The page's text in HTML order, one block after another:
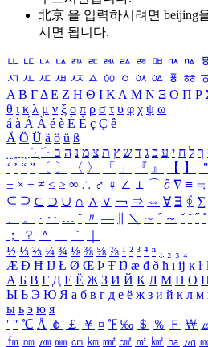
北京 을 입력하시려면 beijing
시면 됩니다.
ㅥ ㅦ ㅧ ㅨ ㅩ ㅪ ㅫ ㅬ ㅭ ㅮ ㅯ ㅰ ㅱ
ㅺ ㅻ ㅼ ㅽ ㅾ ㅿ ㆀ ㆁ ㆂ ㆃ ㆄ ㆅ
Α Β ΓΔ Ε Ζ Η Θ Ι ΚΛ Μ Ν Ξ Ο Π Ρ
θ ι κ λ μ ν ξ ο π ρ σ τ υ φ χ ψ ω
á à Á À é è É È ç Ç ê
Ä Ö Ü ä ö ü ß
ִֶֹ ֻּ ׁׂ ך ל ח י ע כ ג ד ש ץ ת צ מ נ ה ב
‘ ’ “ ” 〔 〕 〈 〉 「 」 『 』 【 】 ＂
± × ÷ ≠ ≤ ≥ ∞ ∴ ♂ ♀ ∠ ⊥ ⌒ ∂ ∇ ≡ ≒
⊆ ⊇ ⊂ ⊃ ∪ ∩ ∧ ∨ ￢ ⇒ ⇔ ∀ ∃ ∮ ∑
、
。 · ‥ … ¨ 〃 ― ＼ ∼ ´ ～ ˇ ˘ ˝ ˚
；
？ ＾ ｀
½ ⅓ ⅔ ¼ ¾ ⅛ ⅜ ⅝ ⅞ ¹ ² ³ ⁴ ⁿ ₁ ₂ ₃ ₄
Æ Ð Ħ Ĳ Ł Ø Œ Þ Ŧ Ŋ æ đ ð ħ ı ĳ ĸ ŀ
А Б В Г Д Е Ё Ж З И Й К Л М Н О
Ы Ь Э Ю Я а б в г д е ё ж з и й к л м
ы ь э ю я
′ ″ ℃ Å ￠ ￡ ￥ ¤ ℉ ‰ ＄ ％ Ｆ ￦
㎙ ㎚ ㎛ ㎜ ㎝ ㎞ ㎟ ㎠ ㎡ ㎢ ㏊ ㎍